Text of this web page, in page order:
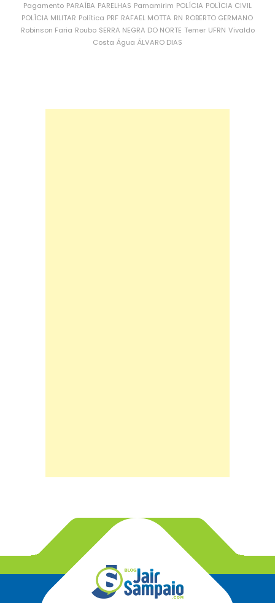
Pagamento PARAÍBA PARELHAS Parnamirim POLÍCIA POLÍCIA CIVIL
POLÍCIA MILITAR Política PRF RAFAEL MOTTA RN ROBERTO GERMANO
Robinson Faria Roubo SERRA NEGRA DO NORTE Temer UFRN Vivaldo
Costa Água ÁLVARO DIAS